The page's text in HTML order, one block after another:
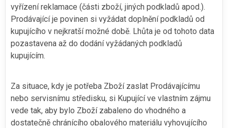
vyřízení reklamace (části zboží, jiných podkladů apod.).
Prodávající je povinen si vyžádat doplnění podkladů od
kupujícího v nejkratší možné době. Lhůta je od tohoto data
pozastavena až do dodání vyžádaných podkladů
kupujícím.
Za situace, kdy je potřeba Zboží zaslat Prodávajícímu
nebo servisnímu středisku, si Kupující ve vlastním zájmu
vede tak, aby bylo Zboží zabaleno do vhodného a
dostatečně chránícího obalového materiálu vyhovujícího